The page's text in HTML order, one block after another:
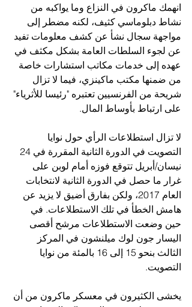
انهمك ماكرون في النزاع وما يواكبه من
نشاط دبلوماسي كثيف، لكنه مضطر إلى
مواجهة سجال نشأ عن كشف معلومات تفيد
عن لجوء السلطات العامة بشكل مكثف في
عهده إلى خدمات مكاتب استشارات خاصة
من ضمنها مكتب ماكينزي، فيما لا تزال
شريحة من الفرنسيين تعتبره "رئيسا للأثرياء"
على ارتباط بأوساط المال.
لا تزال استطلاعات الرأي حول نوايا
نيسان/أبريل تتوقع فوزه أمام لوبن على
غرار ما حصل في الدورة الثانية لانتخابات
العام 2017، ولكن بفارق أضيق لا يزيد عن
هامش الخطأ في تلك الاستطلاعات. في
حين وضعت الاستطلاعات مرشح أقصى
اليسار جون لوك ميلنشون في المركز
الثالث بنحو 15 إلى 16 بالمئة من نوايا
التصويت.
يخشى الكثيرون في معسكر ماكرون من أن